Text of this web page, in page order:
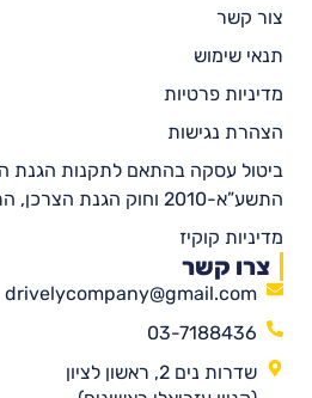
צור קשר
תנאי שימוש
מדיניות פרטיות
הצהרת נגישות
ביטול עסקה בהתאם לתקנות הגנת
התשע”א-2010 וחוק הגנת הצרכן, התשמ”א-1981″
מדיניות קוקיז
צרו קשר
drivelycompany@gmail.com
03-7188436
שדרות נים 2, ראשון לציון